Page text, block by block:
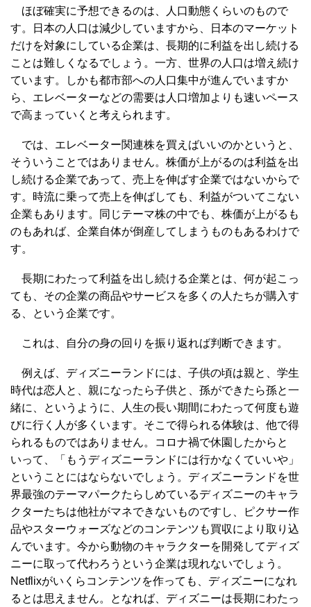
ほぼ確実に予想できるのは、人口動態くらいのもので
す。日本の人口は減少していますから、日本のマーケット
だけを対象にしている企業は、長期的に利益を出し続ける
ことは難しくなるでしょう。一方、世界の人口は増え続け
ています。しかも都市部への人口集中が進んでいますか
ら、エレベーターなどの需要は人口増加よりも速いペース
で高まっていくと考えられます。
では、エレベーター関連株を買えばいいのかというと、
そういうことではありません。株価が上がるのは利益を出
し続ける企業であって、売上を伸ばす企業ではないからで
す。時流に乗って売上を伸ばしても、利益がついてこない
企業もあります。同じテーマ株の中でも、株価が上がるも
のもあれば、企業自体が倒産してしまうものもあるわけで
す。
長期にわたって利益を出し続ける企業とは、何が起こっ
ても、その企業の商品やサービスを多くの人たちが購入す
る、という企業です。
これは、自分の身の回りを振り返れば判断できます。
例えば、ディズニーランドには、子供の頃は親と、学生
時代は恋人と、親になったら子供と、孫ができたら孫と一
緒に、というように、人生の長い期間にわたって何度も遊
びに行く人が多くいます。そこで得られる体験は、他で得
られるものではありません。コロナ禍で休園したからと
いって、「もうディズニーランドには行かなくていいや」
ということにはならないでしょう。ディズニーランドを世
界最強のテーマパークたらしめているディズニーのキャラ
クターたちは他社がマネできないものですし、ピクサー作
品やスターウォーズなどのコンテンツも買収により取り込
んでいます。今から動物のキャラクターを開発してディズ
ニーに取って代わろうという企業は現れないでしょう。
Netflixがいくらコンテンツを作っても、ディズニーになれ
るとは思えません。となれば、ディズニーは長期にわたっ